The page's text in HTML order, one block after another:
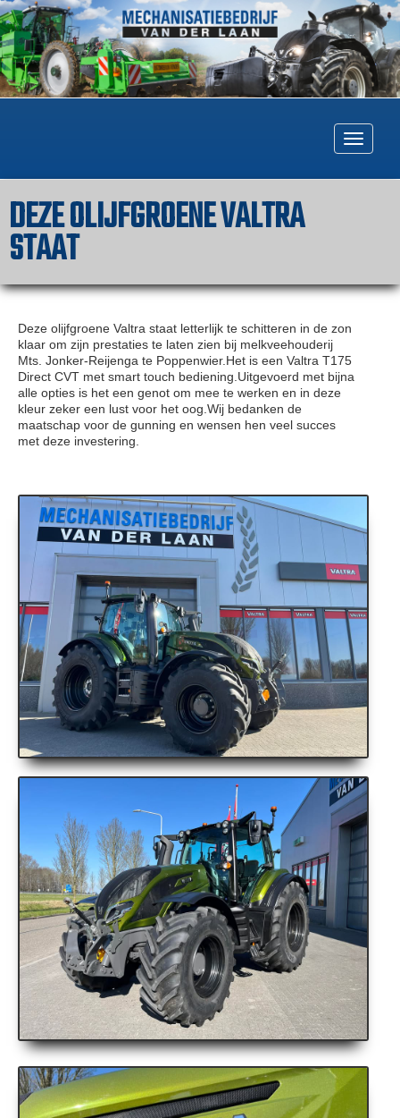
DEZE OLIJFGROENE VALTRA
STAAT
Deze olijfgroene Valtra staat letterlijk te schitteren in de zon
klaar om zijn prestaties te laten zien bij melkveehouderij
Mts. Jonker-Reijenga te Poppenwier.Het is een Valtra T175
Direct CVT met smart touch bediening.Uitgevoerd met bijna
alle opties is het een genot om mee te werken en in deze
kleur zeker een lust voor het oog.Wij bedanken de
maatschap voor de gunning en wensen hen veel succes
met deze investering.